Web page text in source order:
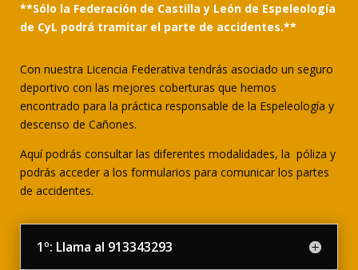
**Sólo la Federación de Castilla y León de Espeleología
de CyL podrá tramitar el parte de accidentes.**
Con nuestra Licencia Federativa tendrás asociado un seguro
deportivo con las mejores coberturas que hemos
encontrado para la práctica responsable de la Espeleología y
descenso de Cañones.
Aquí podrás consultar las diferentes modalidades, la póliza y
podrás acceder a los formularios para comunicar los partes
de accidentes.
1º: Llama al 913343293